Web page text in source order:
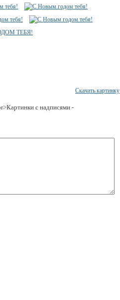
с надписями -
Скачать картинку